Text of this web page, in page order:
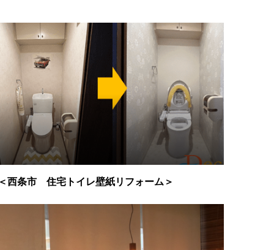
＜西条市 住宅トイレ壁紙リフォーム＞